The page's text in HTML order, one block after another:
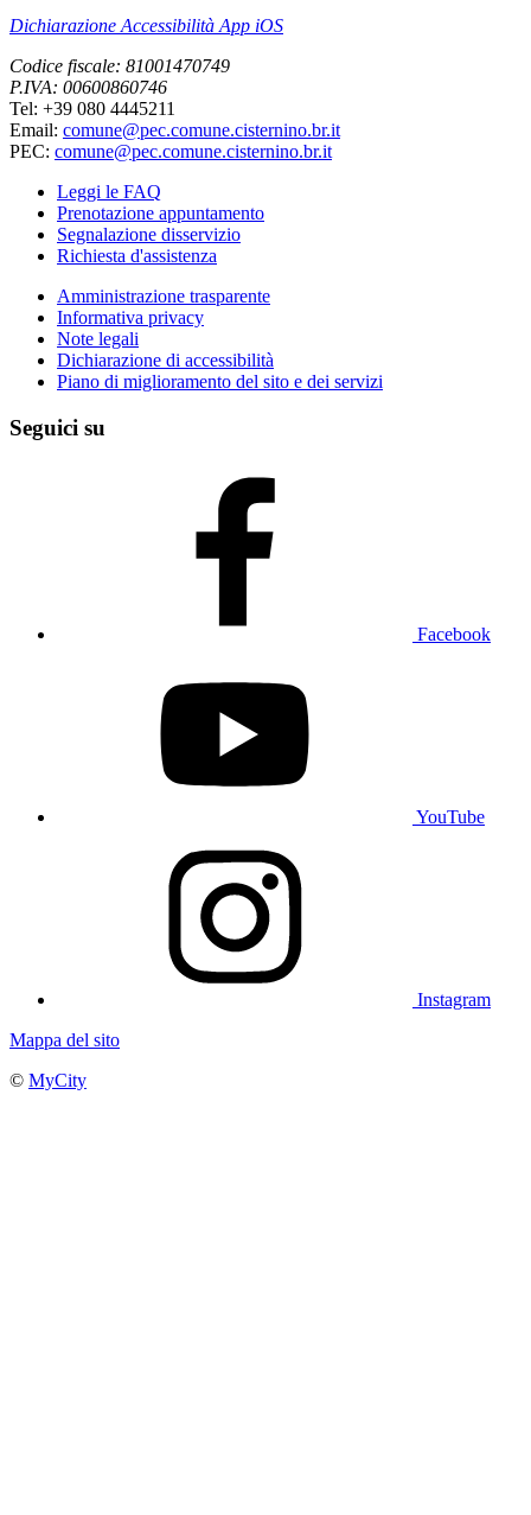
Dichiarazione Accessibilità App iOS
Codice fiscale: 81001470749
P.IVA: 00600860746
Tel: +39 080 4445211
Email: comune@pec.comune.cisternino.br.it
PEC: comune@pec.comune.cisternino.br.it
Leggi le FAQ
Prenotazione appuntamento
Segnalazione disservizio
Richiesta d'assistenza
Amministrazione trasparente
Informativa privacy
Note legali
Dichiarazione di accessibilità
Piano di miglioramento del sito e dei servizi
Seguici su
Facebook
YouTube
Instagram
Mappa del sito
© MyCity